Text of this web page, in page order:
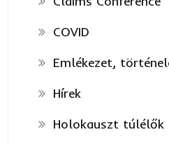
COVID
Emlékezet,
Hírek
Holokauszt túlélők